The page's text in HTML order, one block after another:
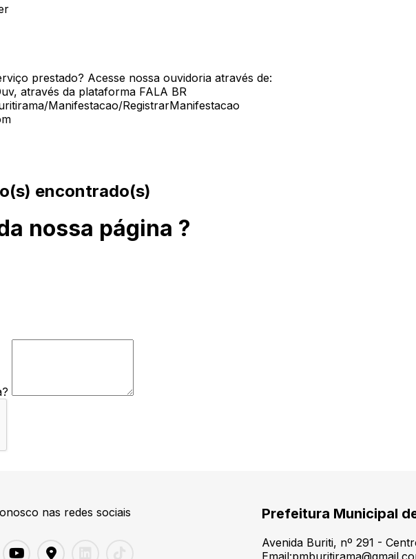
prestado? Acesse nossa ouvidoria através de:
através da plataforma FALA BR
Manifestacao/RegistrarManifestacao
encontrado(s)
nossa página ?
nas redes sociais Prefeitura Municipal
Avenida Buriti, nº 291 -